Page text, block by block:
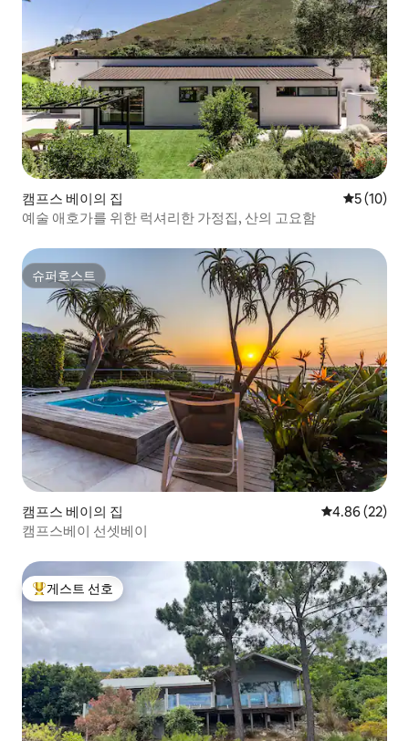
캠프스 베이의 집 평점 5점
5 (10)
예술 애호가를 위한 럭셔리한 가정집, 산의 고요함
슈퍼호스트
슈퍼호스트
캠프스 베이의 집 평점 4.86점(5
4.86 (22)
캠프스베이 선셋베이
상위 게스트 선호
게스트 선호